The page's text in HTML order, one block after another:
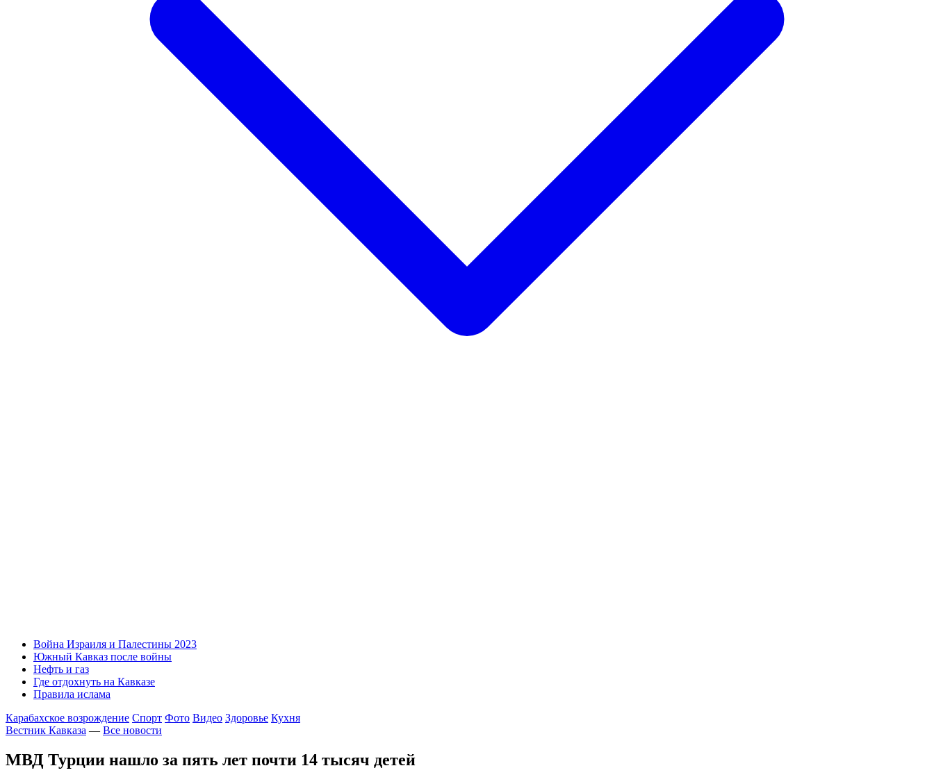
Война Израиля и Палестины 2023
Южный Кавказ после войны
Нефть и газ
Где отдохнуть на Кавказе
Правила ислама
Карабахское возрождение Спорт Фото Видео Здоровье Кухня
Вестник Кавказа — Все новости
МВД Турции нашло за пять лет почти 14 тысяч детей